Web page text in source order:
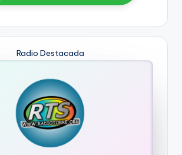
Radio Destacada